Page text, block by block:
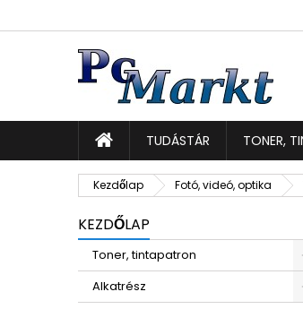
TUDÁSTÁR TONER,
Kezdőlap Fotó, videó, optika
KEZDŐLAP
Toner, tintapatron
Alkatrész